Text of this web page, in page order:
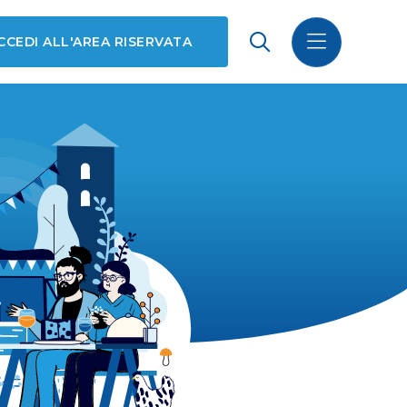
ALL'AREA RISERVATA